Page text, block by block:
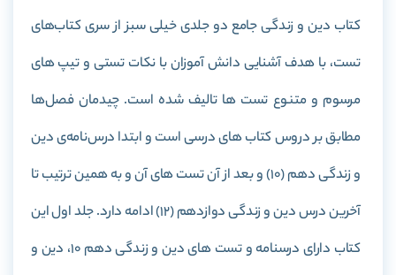
کتاب دین و زندگی جامع دو جلدی خیلی سبز از سری کتابهای
تست، با هدف آشنایی دانش آموزان با نکات تستی و تیپ های
مرسوم و متنوع تست ها تالیف شده است. چیدمان فصل‌ها
مطابق بر دروس کتاب های درسی است و ابتدا درس‌نامه‌ی دین
و زندگی دهم (10) و بعد از آن تست های آن و به همین ترتیب تا
آخرین درس دین و زندگی دوازدهم (12) ادامه دارد. جلد اول این
کتاب دارای درسنامه و تست های دین و زندگی دهم 10، دین و